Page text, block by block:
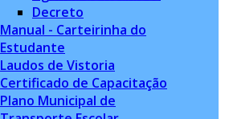
Decreto
Manual - Carteirinha do
Estudante
Laudos de Vistoria
Certificado de Capacitação
Plano Municipal de